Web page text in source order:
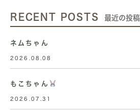
RECENT POSTS 最近の投稿
ネムちゃん
2026.08.08
もこちゃん
2026.07.31